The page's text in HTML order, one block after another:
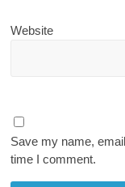
Website
Save my name,
time I comment.